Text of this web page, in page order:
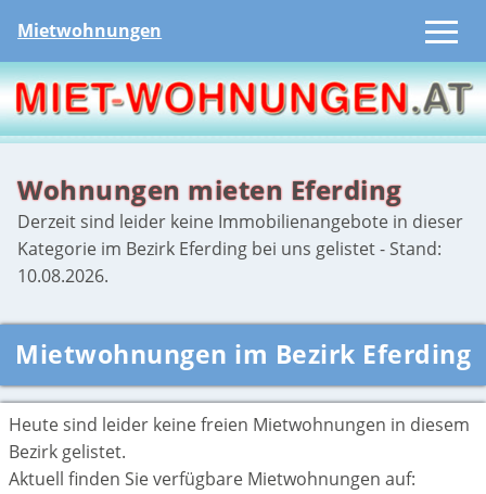
Mietwohnungen
Wohnungen mieten Eferding
Derzeit sind leider keine Immobilienangebote in dieser
Kategorie im Bezirk Eferding bei uns gelistet - Stand:
10.08.2026.
Mietwohnungen im Bezirk Eferding
Heute sind leider keine freien Mietwohnungen in diesem
Bezirk gelistet.
Aktuell finden Sieverfügbare Mietwohnungen auf: